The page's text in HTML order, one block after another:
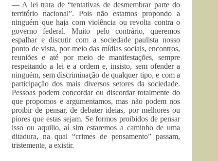
— A lei trata de “tentativas de desmembrar parte do
território nacional”. Pois não estamos propondo a
ninguém que haja com violência ou revolta contra o
governo federal. Muito pelo contrário, queremos
espalhar e discutir com a sociedade paulista nosso
ponto de vista, por meio das mídias sociais, encontros,
reuniões e até por meio de manifestações, sempre
respeitando a lei e a ordem e, insisto, sem ofender a
ninguém, sem discriminação de qualquer tipo, e com a
participação dos mais diversos setores da sociedade.
Pessoas podem concordar ou discordar totalmente do
que propomos e argumentamos, mas não podem nos
proibir de pensar, de debater ideias, por melhores ou
piores que estas sejam. Se formos proibidos de pensar
isso ou aquillo, aí sim estaremos a caminho de uma
ditadura, na qual “crimes de pensamento” passam,
tristemente, a existir.